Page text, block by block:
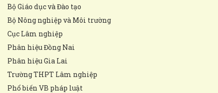
Bộ Giáo dục và Đào tạo
Bộ Nông nghiệp và Môi trường
Cục Lâm nghiệp
Phân hiệu Đồng Nai
Phân hiệu Gia Lai
Trường THPT Lâm nghiệp
Phổ biến VB pháp luật